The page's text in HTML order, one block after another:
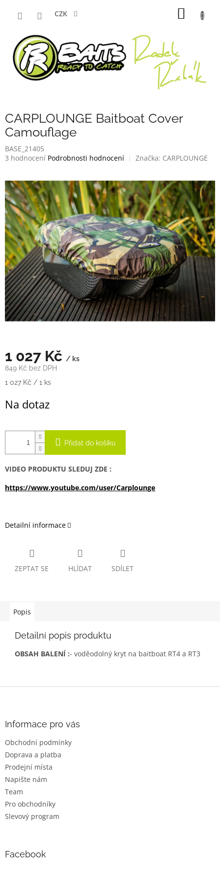
CZK
CARPLOUNGE Baitboat Cover
Camouflage
BASE_21405
Průměrné
je
3,7
z
5
hvězdiček.
3 hodnocení Podrobnosti hodnocení Značka: CARPLOUNGE
1 027 Kč / ks
849 Kč bez DPH
Měrná
1 027 Kč / 1 ks
Na dotaz
Přidat do košíku
VIDEO PRODUKTU SLEDUJ ZDE :
https://www.youtube.com/user/Carplounge
Detailní informace
ZEPTAT SE HLÍDAT SDÍLET
Popis
Detailní popis produktu
OBSAH BALENÍ :- voděodolný kryt na baitboat RT4 a RT3
Informace pro vás
Obchodní podmínky
Doprava a platba
Prodejní místa
Napište nám
Team
Pro obchodníky
Slevový program
Facebook